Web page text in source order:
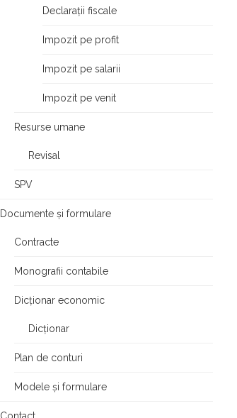
Declarații fiscale
Impozit pe profit
Impozit pe salarii
Impozit pe venit
Resurse umane
Revisal
SPV
Documente și formulare
Contracte
Monografii contabile
Dicționar economic
Dicționar
Plan de conturi
Modele și formulare
Contact